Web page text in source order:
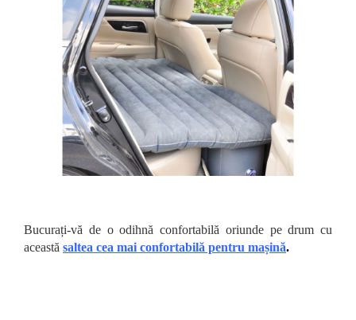
Bucurați-vă de o odihnă confortabilă oriunde pe drum cu
această saltea cea mai confortabilă pentru mașină.